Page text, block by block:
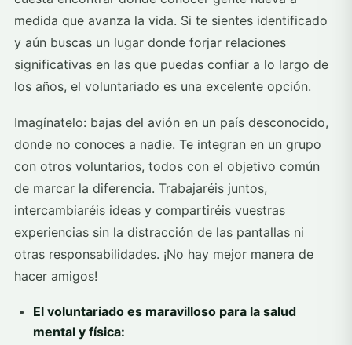
medida que avanza la vida. Si te sientes identificado
y aún buscas un lugar donde forjar relaciones
significativas en las que puedas confiar a lo largo de
los años, el voluntariado es una excelente opción.
Imagínatelo: bajas del avión en un país desconocido,
donde no conoces a nadie. Te integran en un grupo
con otros voluntarios, todos con el objetivo común
de marcar la diferencia. Trabajaréis juntos,
intercambiaréis ideas y compartiréis vuestras
experiencias sin la distracción de las pantallas ni
otras responsabilidades. ¡No hay mejor manera de
hacer amigos!
El voluntariado es maravilloso para la salud
mental y física: